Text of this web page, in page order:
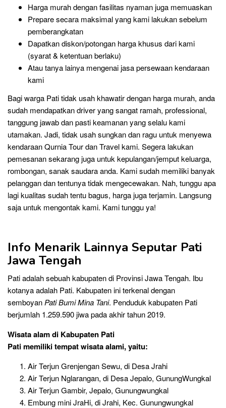
Harga murah dengan fasilitas nyaman juga memuaskan
Prepare secara maksimal yang kami lakukan sebelum
pemberangkatan
Dapatkan diskon/potongan harga khusus dari kami
(syarat & ketentuan berlaku)
Atau tanya lainya mengenai jasa persewaan kendaraan
kami
Bagi warga Pati tidak usah khawatir dengan harga murah, anda
sudah mendapatkan driver yang sangat ramah, professional,
tanggung jawab dan pasti keamanan yang selalu kami
utamakan. Jadi, tidak usah sungkan dan ragu untuk menyewa
kendaraan Qurnia Tour dan Travel kami. Segera lakukan
pemesanan sekarang juga untuk kepulangan/jemput keluarga,
rombongan, sanak saudara anda. Kami sudah memiliki banyak
pelanggan dan tentunya tidak mengecewakan. Nah, tunggu apa
lagi kualitas sudah tentu bagus, harga juga terjamin. Langsung
saja untuk mengontak kami. Kami tunggu ya!
Info Menarik Lainnya Seputar Pati
Jawa Tengah
Pati adalah sebuah kabupaten di Provinsi Jawa Tengah. Ibu
kotanya adalah Pati. Kabupaten ini terkenal dengan
semboyan Pati Bumi Mina Tani. Penduduk kabupaten Pati
berjumlah 1.259.590 jiwa pada akhir tahun 2019.
Wisata alam di Kabupaten Pati
Pati memiliki tempat wisata alami, yaitu:
Air Terjun Grenjengan Sewu, di Desa Jrahi
Air Terjun Nglarangan, di Desa Jepalo, GunungWungkal
Air Terjun Gambir, Jepalo, Gunungwungkal
Embung mini JraHi, di Jrahi, Kec. Gunungwungkal